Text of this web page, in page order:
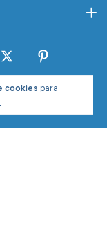
cookies para